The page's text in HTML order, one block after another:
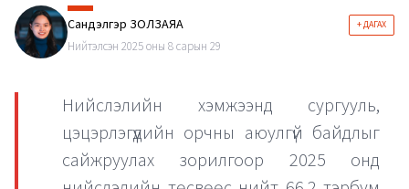
Сандэлгэр ЗОЛЗАЯА + ДАГАХ
Нийтэлсэн 2025 оны 8 сарын 29
Нийслэлийн хэмжээнд сургууль,
цэцэрлэгүүдийн орчны аюулгүй байдлыг
сайжруулах зорилгоор 2025 онд